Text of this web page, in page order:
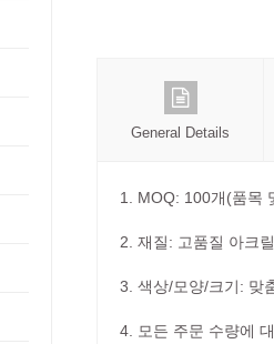
General Details
1. MOQ: 100개(품목
2. 재질: 고품질 아크릴
3. 색상/모양/크기: 맞
4. 모든 주문 수량에